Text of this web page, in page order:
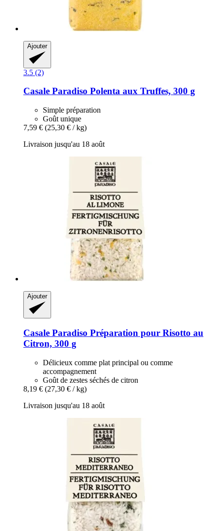
Ajouter
3.5 (2)
Casale Paradiso Polenta aux Truffes, 300 g
Simple préparation
Goût unique
7,59 € (25,30 € / kg)
Livraison jusqu'au 18 août
Ajouter
Casale Paradiso Préparation pour Risotto au
Citron, 300 g
Délicieux comme plat principal ou comme
accompagnement
Goût de zestes séchés de citron
8,19 € (27,30 € / kg)
Livraison jusqu'au 18 août